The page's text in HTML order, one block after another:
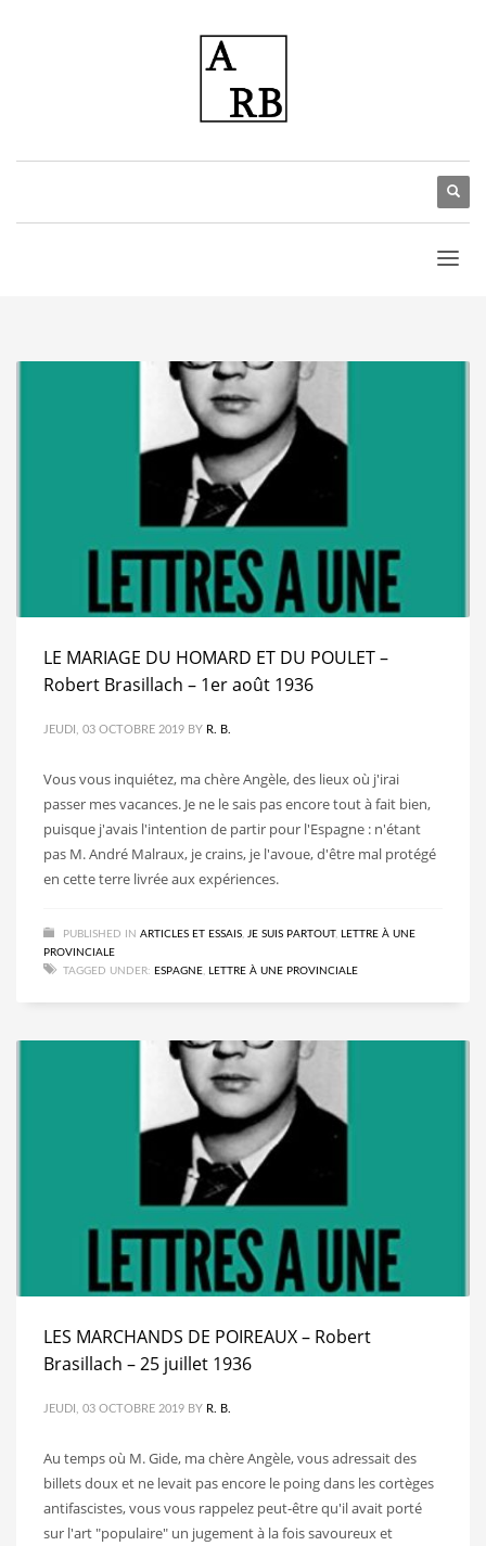
LE MARIAGE DU HOMARD ET DU POULET –
Robert Brasillach – 1er août 1936
JEUDI, 03 OCTOBRE 2019 BY R. B.
Vous vous inquiétez, ma chère Angèle, des lieux où j'irai
passer mes vacances. Je ne le sais pas encore tout à fait bien,
puisque j'avais l'intention de partir pour l'Espagne : n'étant
pas M. André Malraux, je crains, je l'avoue, d'être mal protégé
en cette terre livrée aux expériences.
PUBLISHED IN ARTICLES ET ESSAIS JE SUIS PARTOUT,
LETTRE À UNE
PROVINCIALE
TAGGED UNDER: ESPAGNE LETTRE À UNE PROVINCIALE
LES MARCHANDS DE POIREAUX – Robert
Brasillach – 25 juillet 1936
JEUDI, 03 OCTOBRE 2019 BY R. B.
Au temps où M. Gide, ma chère Angèle, vous adressait des
billets doux et ne levait pas encore le poing dans les cortèges
antifascistes, vous vous rappelez peut-être qu'il avait porté
sur l'art "populaire" un jugement à la fois savoureux et